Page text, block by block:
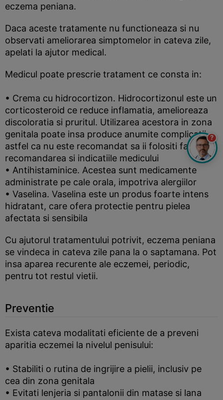
eczema peniana.
Daca aceste tratamente nu functioneaza si nu
observati ameliorarea simptomelor in cateva zile,
apelati la ajutor medical.
Medicul poate prescrie tratament ce consta in:
• Crema cu hidrocortizon. Hidrocortizonul este un
corticosteroid ce reduce inflamatia, amelioreaza
discoloratia si pruritul. Utilizarea acestora in zona
genitala poate insa produce anumite complicatii,
astfel ca nu este recomandat sa ii folositi fara
recomandarea si indicatiile medicului
• Antihistaminice. Acestea sunt medicamente
administrate pe cale orala, impotriva alergiilor
• Vaselina. Vaselina este un produs foarte intens
hidratant, care ofera protectie pentru pielea
afectata si sensibila
Cu ajutorul tratamentului potrivit, eczema peniana
se vindeca in cateva zile pana la o saptamana. Pot
insa aparea recurente ale eczemei, periodic,
pentru tot restul vietii.
Preventie
Exista cateva modalitati eficiente de a preveni
aparitia eczemei la nivelul penisului:
• Stabiliti o rutina de ingrijire a pielii, inclusiv pe
cea din zona genitala
• Evitati lenjeria si pantalonii din matase si lana
?